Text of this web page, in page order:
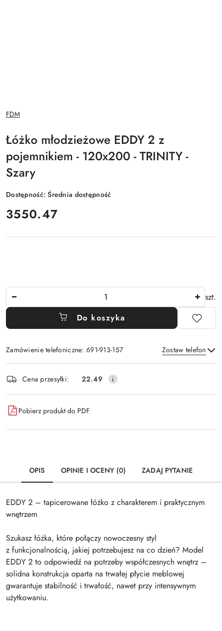
NAZWA
PRODUCENTA:
FDM
Łóżko młodzieżowe EDDY 2 z
pojemnikiem - 120x200 - TRINITY -
Szary
Dostępność:Średnia dostępność
cena:
3550.47
szt.
Do koszyka
Zamówienie telefoniczne: 691-913-157 Zostaw telefon
Wyślij
i
dostawa
Cena przesyłki: 22.49
Pobierz produkt do PDF
OPIS OPINIE I OCENY (0) ZADAJ PYTANIE
EDDY 2 – tapicerowane łóżko z charakterem i praktycznym
wnętrzem
Szukasz łóżka, które połączy nowoczesny styl
z funkcjonalnością, jakiej potrzebujesz na co dzień? Model
EDDY 2 to odpowiedź na potrzeby współczesnych wnętrz –
solidna konstrukcja oparta na trwałej płycie meblowej
gwarantuje stabilność i trwałość, nawet przy intensywnym
użytkowaniu.